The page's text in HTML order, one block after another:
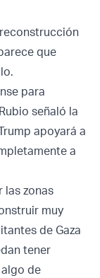
que
para
señaló la
apoyará a
a
las zonas
muy
de Gaza
tener
de